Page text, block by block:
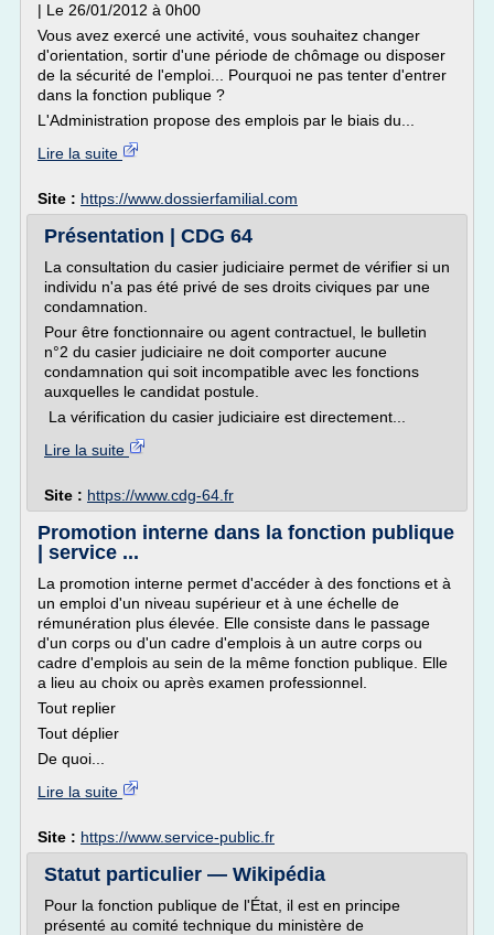
| Le 26/01/2012 à 0h00
Vous avez exercé une activité, vous souhaitez changer
d'orientation, sortir d'une période de chômage ou disposer
de la sécurité de l'emploi... Pourquoi ne pas tenter d'entrer
dans la fonction publique ?
L'Administration propose des emplois par le biais du...
Lire la suite
Site : https://www.dossierfamilial.com
Présentation | CDG 64
La consultation du casier judiciaire permet de vérifier si un
individu n'a pas été privé de ses droits civiques par une
condamnation.
Pour être fonctionnaire ou agent contractuel, le bulletin
n°2 du casier judiciaire ne doit comporter aucune
condamnation qui soit incompatible avec les fonctions
auxquelles le candidat postule.
La vérification du casier judiciaire est directement...
Lire la suite
Site : https://www.cdg-64.fr
Promotion interne dans la fonction publique
| service ...
La promotion interne permet d'accéder à des fonctions et à
un emploi d'un niveau supérieur et à une échelle de
rémunération plus élevée. Elle consiste dans le passage
d'un corps ou d'un cadre d'emplois à un autre corps ou
cadre d'emplois au sein de la même fonction publique. Elle
a lieu au choix ou après examen professionnel.
Tout replier
Tout déplier
De quoi...
Lire la suite
Site : https://www.service-public.fr
Statut particulier — Wikipédia
Pour la fonction publique de l'État, il est en principe
présenté au comité technique du ministère de